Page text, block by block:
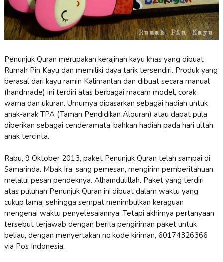
Penunjuk Quran merupakan kerajinan kayu khas yang dibuat
Rumah Pin Kayu dan memiliki daya tarik tersendiri. Produk yang
berasal dari kayu ramin Kalimantan dan dibuat secara manual
(handmade) ini terdiri atas berbagai macam model, corak
warna dan ukuran. Umumya dipasarkan sebagai hadiah untuk
anak-anak TPA (Taman Pendidikan Alquran) atau dapat pula
diberikan sebagai cenderamata, bahkan hadiah pada hari ultah
anak tercinta.
Rabu, 9 Oktober 2013, paket Penunjuk Quran telah sampai di
Samarinda. Mbak Ira, sang pemesan, mengirim pemberitahuan
melalui pesan pendeknya. Alhamdulillah. Paket yang terdiri
atas puluhan Penunjuk Quran ini dibuat dalam waktu yang
cukup lama, sehingga sempat menimbulkan keraguan
mengenai waktu penyelesaiannya. Tetapi akhirnya pertanyaan
tersebut terjawab dengan berita pengiriman paket untuk
beliau, dengan menyertakan no kode kiriman, 60174326366
via Pos Indonesia.